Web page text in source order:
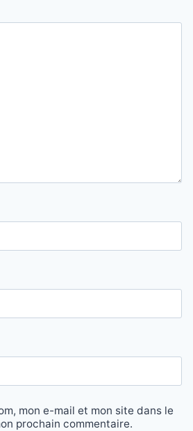
mon e-mail et mon site dans le
prochain commentaire.